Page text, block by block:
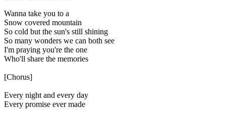
Wanna take you to a
Snow covered mountain
So cold but the sun's still shining
So many wonders we can both see
I'm praying you're the one
Who'll share the memories
[Chorus]
Every night and every day
Every promise ever made